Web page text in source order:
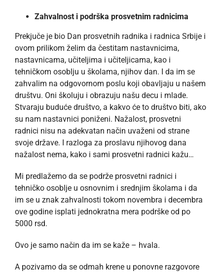
Zahvalnost i podrška prosvetnim radnicima
Prekjuče je bio Dan prosvetnih radnika i radnica Srbije i
ovom prilikom želim da čestitam nastavnicima,
nastavnicama, učiteljima i učiteljicama, kao i
tehničkom osoblju u školama, njihov dan. I da im se
zahvalim na odgovornom poslu koji obavljaju u našem
društvu. Oni školuju i obrazuju našu decu i mlade.
Stvaraju buduće društvo, a kakvo će to društvo biti, ako
su nam nastavnici poniženi. Nažalost, prosvetni
radnici nisu na adekvatan način uvaženi od strane
svoje države. I razloga za proslavu njihovog dana
nažalost nema, kako i sami prosvetni radnici kažu…
Mi predlažemo da se podrže prosvetni radnici i
tehničko osoblje u osnovnim i srednjim školama i da
im se u znak zahvalnosti tokom novembra i decembra
ove godine isplati jednokratna mera podrške od po
5000 rsd.
Ovo je samo način da im se kaže – hvala.
A pozivamo da se odmah krene u ponovne razgovore